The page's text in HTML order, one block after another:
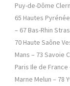
Puy-de-Dôme
65 Hautes
– 67 Bas-Rhin
70 Haute Saône
Mans – 73 Savoie
Paris Ile de
Marne Melun – 78